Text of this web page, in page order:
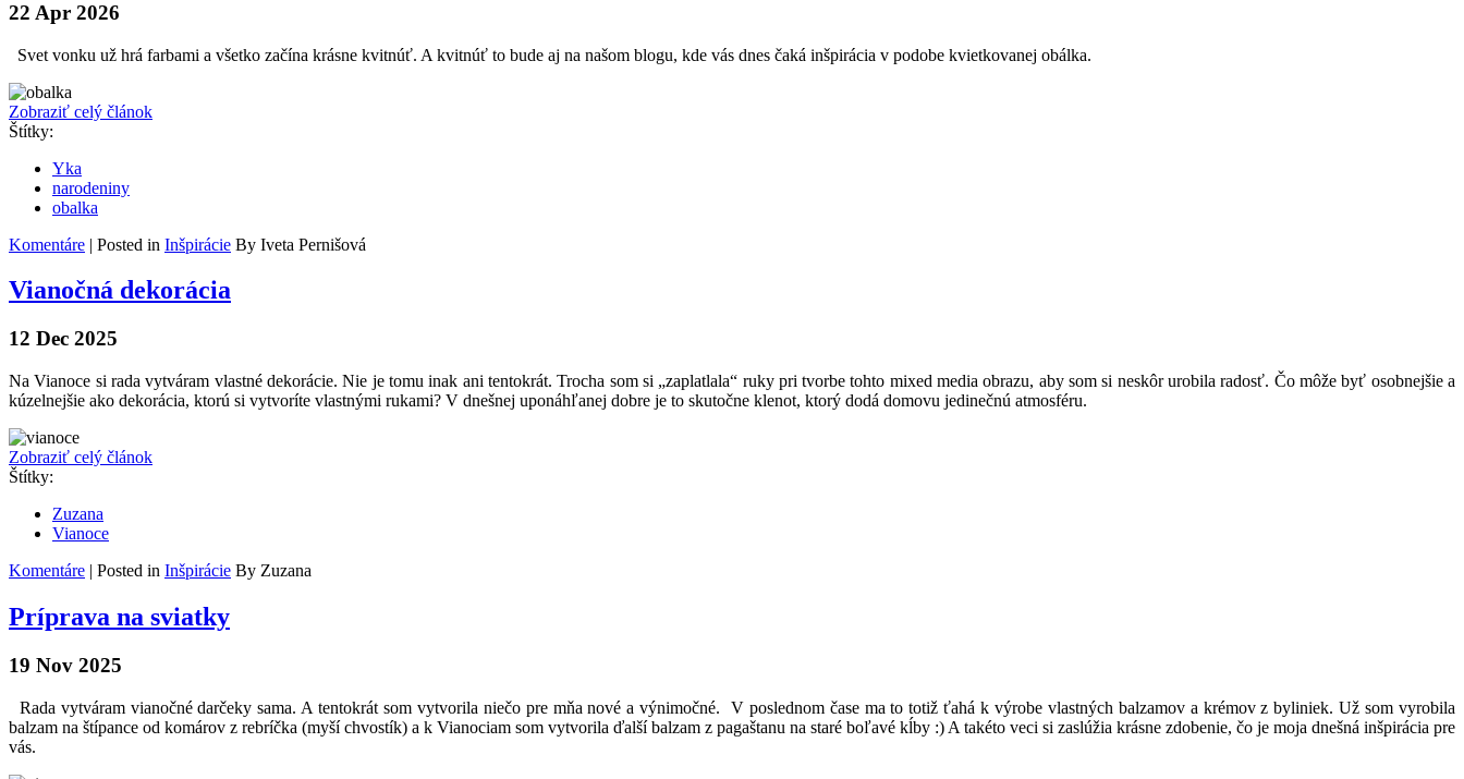
22 Apr 2026
Svet vonku už hrá farbami a všetko začína krásne kvitnúť. A kvitnúť to bude aj na našom blogu, kde vás dnes čaká inšpirácia v podobe kvietkovanej obálka.
Zobraziť celý článok
Štítky:
Yka
narodeniny
obalka
Komentáre | Posted in Inšpirácie By Iveta Pernišová
Vianočná dekorácia
12 Dec 2025
Na Vianoce si rada vytváram vlastné dekorácie. Nie je tomu inak ani tentokrát. Trocha som si „zaplatlala“ ruky pri tvorbe tohto mixed media obrazu, aby som si neskôr urobila radosť. Čo môže byť osobnejšie a
kúzelnejšie ako dekorácia, ktorú si vytvoríte vlastnými rukami? V dnešnej uponáhľanej dobre je to skutočne klenot, ktorý dodá domovu jedinečnú atmosféru.
Zobraziť celý článok
Štítky:
Zuzana
Vianoce
Komentáre | Posted in Inšpirácie By Zuzana
Príprava na sviatky
19 Nov 2025
Rada vytváram vianočné darčeky sama. A tentokrát som vytvorila niečo pre mňa nové a výnimočné. V poslednom čase ma to totiž ťahá k výrobe vlastných balzamov a krémov z byliniek. Už som vyrobila
balzam na štípance od komárov z rebríčka (myší chvostík) a k Vianociam som vytvorila ďalší balzam z pagaštanu na staré boľavé kĺby :) A takéto veci si zaslúžia krásne zdobenie, čo je moja dnešná inšpirácia pre
vás.